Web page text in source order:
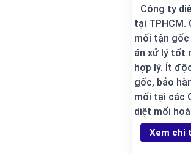
Công ty
tại TPHCM.
mối tận
án xử lý tốt
hợp lý. Ít
gốc, bảo
mối tại các
diệt mối
Xem